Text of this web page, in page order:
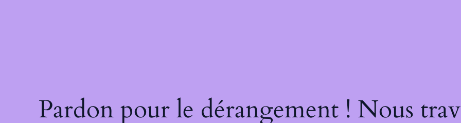
Pardon pour le dérangement ! Nous